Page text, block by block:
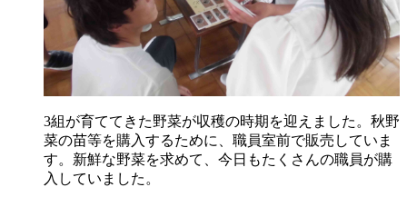
3組が育ててきた野菜が収穫の時期を迎えました。秋野
菜の苗等を購入するために、職員室前で販売していま
す。新鮮な野菜を求めて、今日もたくさんの職員が購
入していました。